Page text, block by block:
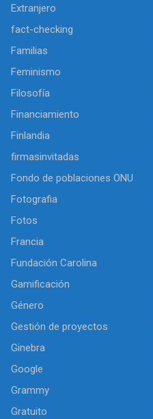
Extranjero
fact-checking
Familias
Feminismo
Filosofía
Financiamiento
Finlandia
firmasinvitadas
Fondo de poblaciones ONU
Fotografia
Fotos
Francia
Fundación Carolina
Gamificación
Género
Gestión de proyectos
Ginebra
Google
Grammy
Gratuito